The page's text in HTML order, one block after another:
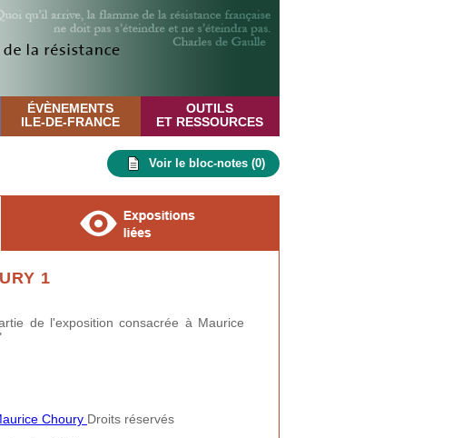
ÉVÈNEMENTS
ILE-DE-FRANCE
OUTILS
ET RESSOURCES
Voir le bloc-notes (0)
1
de l'exposition consacrée à Maurice
Choury Droits réservés